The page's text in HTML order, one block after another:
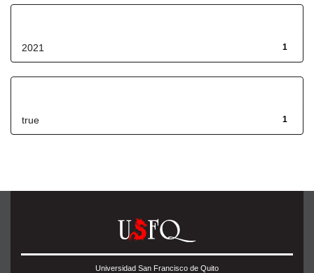
1
2021
1
true
Universidad San Francisco de Quito